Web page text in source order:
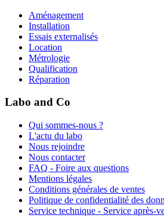
Aménagement
Installation
Essais externalisés
Location
Métrologie
Qualification
Réparation
Labo and Co
Qui sommes-nous ?
L'actu du labo
Nous rejoindre
Nous contacter
FAQ - Foire aux questions
Mentions légales
Conditions générales de ventes
Politique de confidentialité des
Service technique - Service après-